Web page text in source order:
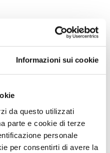
Informazioni sui cookie
da questo utilizzati
parte e cookie di terze
personale
per consentirti di avere la
2026
2026